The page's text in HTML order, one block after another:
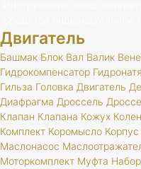
Двигатель
Башмак Блок Вал Валик
Гидрокомпенсатор
Гильза Головка Двигатель
Диафрагма Дроссель
Клапан Клапана Кожух
Комплект Коромысло Корпус
Маслонасос
Моторкомплект Муфта Набор